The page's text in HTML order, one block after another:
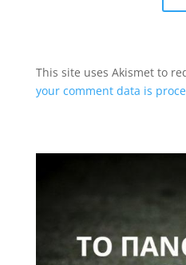
This site uses Akismet to
your comment data is